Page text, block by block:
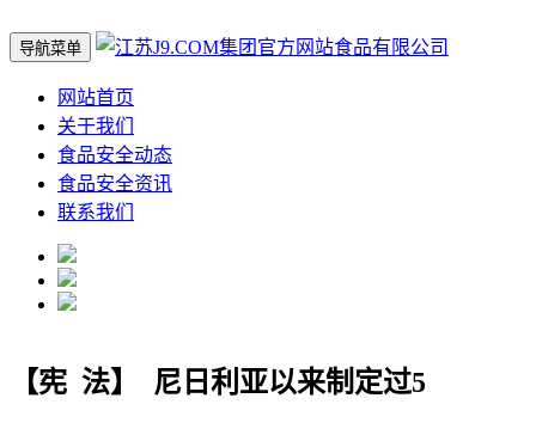
导航菜单
网站首页
关于我们
食品安全动态
食品安全资讯
联系我们
【宪 法】 尼日利亚以来制定过5